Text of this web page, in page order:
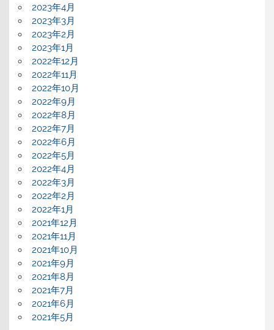
2023年4月
2023年3月
2023年2月
2023年1月
2022年12月
2022年11月
2022年10月
2022年9月
2022年8月
2022年7月
2022年6月
2022年5月
2022年4月
2022年3月
2022年2月
2022年1月
2021年12月
2021年11月
2021年10月
2021年9月
2021年8月
2021年7月
2021年6月
2021年5月